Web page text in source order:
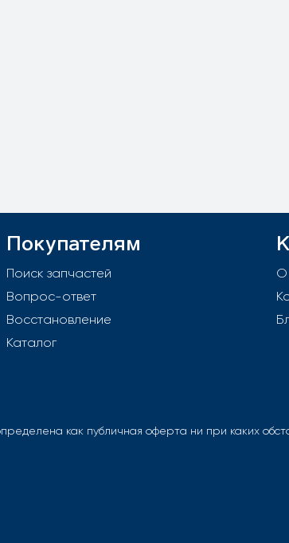
Покупателям
Поиск запчастей
Вопрос-ответ
Восстановление
Каталог
О
как публичная оферта ни при каких